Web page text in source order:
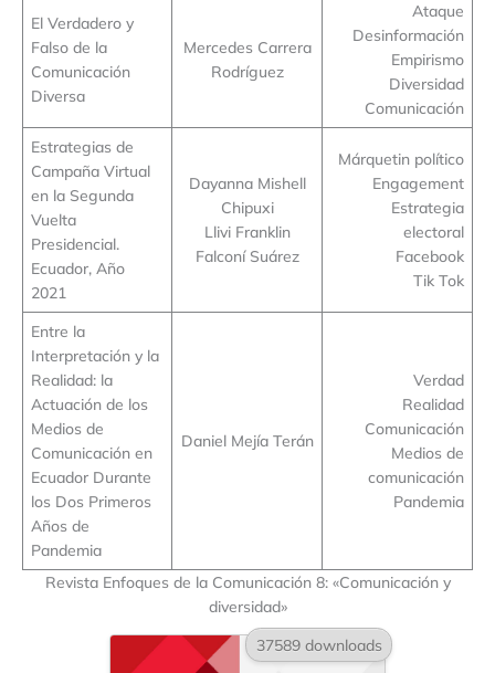
El Verdadero y
Falso de la
Comunicación
Diversa
Mercedes Carrera
Rodríguez
Ataque
Desinformación
Empirismo
Diversidad
Comunicación
Estrategias de
Campaña Virtual
en la Segunda
Vuelta
Presidencial.
Ecuador, Año
2021
Dayanna Mishell
Chipuxi
Llivi Franklin
Falconí Suárez
Márquetin político
Engagement
Estrategia
electoral
Facebook
Tik Tok
Entre la
Interpretación y la
Realidad: la
Actuación de los
Medios de
Comunicación en
Ecuador Durante
los Dos Primeros
Años de
Pandemia
Daniel Mejía Terán
Verdad
Realidad
Comunicación
Medios de
comunicación
Pandemia
Revista Enfoques de la Comunicación 8: «Comunicación y
diversidad»
37589 downloads